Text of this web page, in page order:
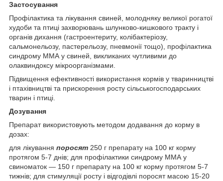
Застосування
Профілактика та лікування свиней, молодняку великої рогатої
худоби та птиці захворювань шлунково-кишкового тракту і
органів дихання (гастроентериту, колібактеріозу,
сальмонельозу, пастерельозу, пневмонії тощо), профілактика
синдрому ММА у свиней, викликаних чутливими до
олаквиндоксу мікроорганізмами.
Підвищення ефективності використання кормів у тваринництві
і птахівництві та прискорення росту сільськогосподарських
тварин і птиці.
Дозування
Препарат використовують методом додавання до корму в
дозах:
для лікування поросят 250 г препарату на 100 кг корму
протягом 5-7 днів; для профілактики синдрому ММА у
свиноматок — 150 г препарату на 100 кг корму протягом 5-7
тижнів; для стимуляції росту і відгодівлі поросят масою 15-20